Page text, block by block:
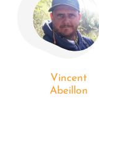
Vincent
Abeillon